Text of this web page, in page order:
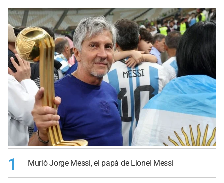
1 Murió Jorge Messi, el papá de Lionel Messi